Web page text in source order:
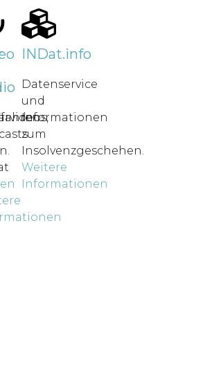
INDat.info
Datenservice
und
Informationen
zum
Insolvenzgeschehen.
Weitere
Informationen